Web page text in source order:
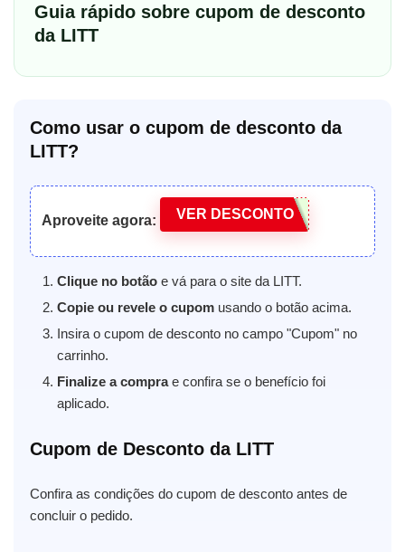
Guia rápido sobre cupom de desconto
da LITT
Como usar o cupom de desconto da
LITT?
Aproveite agora: VER DESCONTO
Clique no botão e vá para o site da LITT.
Copie ou revele o cupom usando o botão acima.
Insira o cupom de desconto no campo "Cupom" no
carrinho.
Finalize a comprae confira se o benefício foi
aplicado.
Cupom de Desconto da LITT
Confira as condições do cupom de desconto antes de
concluir o pedido.